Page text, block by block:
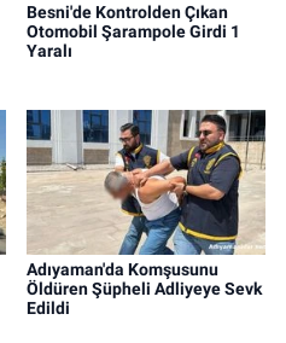
Besni'de Kontrolden Çıkan
Otomobil Şarampole Girdi 1
Yaralı
Adıyaman'da Komşusunu
Öldüren Şüpheli Adliyeye Sevk
Edildi